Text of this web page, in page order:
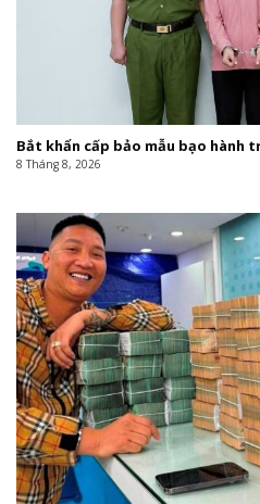
Bắt khẩn cấp bảo mẫu bạo hành
8 Tháng 8, 2026